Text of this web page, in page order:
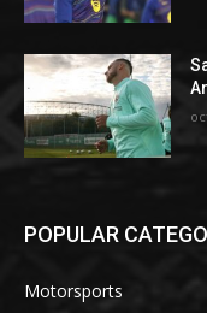
POPULAR
Motorsports